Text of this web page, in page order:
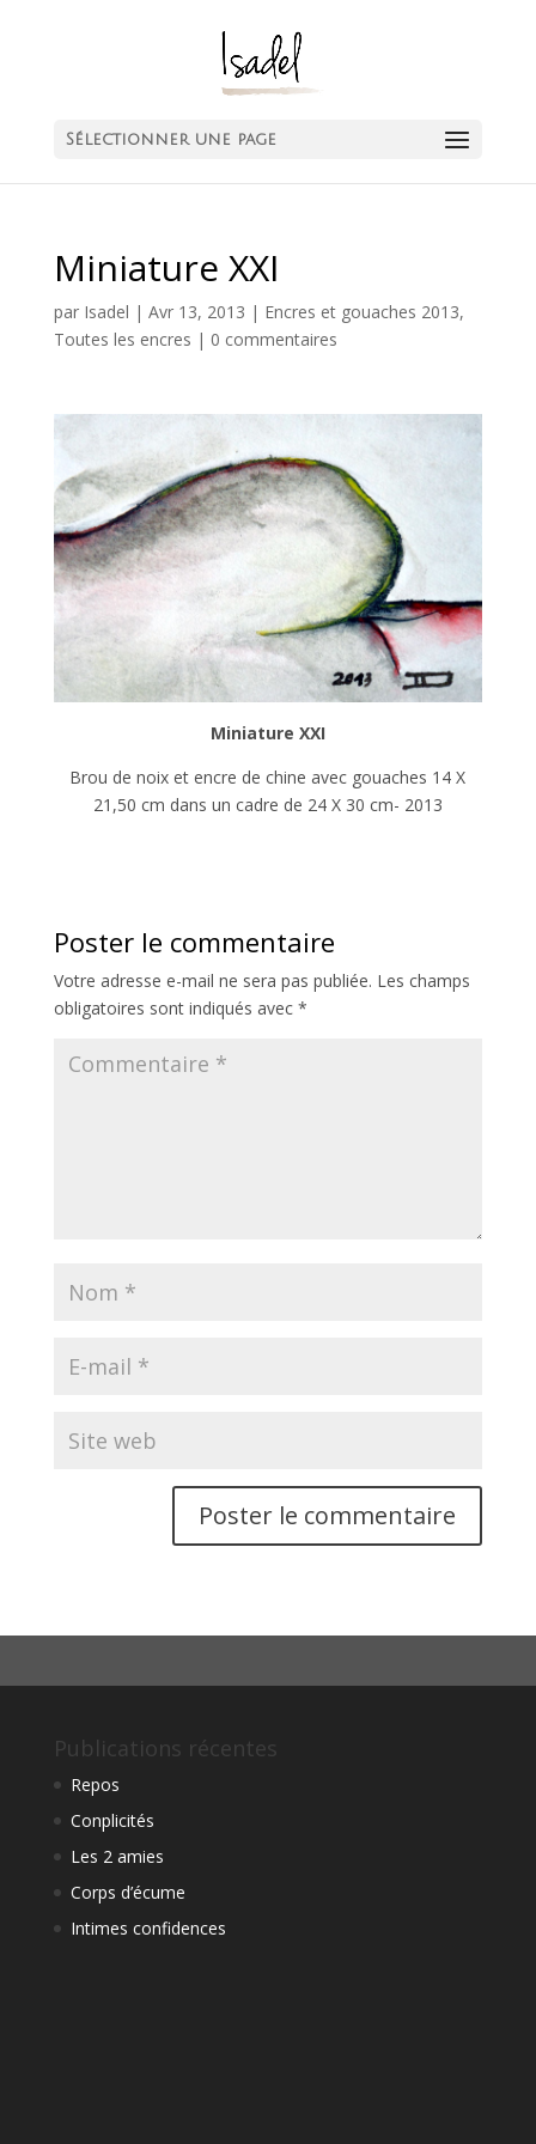
Sélectionner une page
Miniature XXI
par Isadel | Avr 13, 2013 | Encres et gouaches 2013,
Toutes les encres | 0 commentaires
Miniature XXI
Brou de noix et encre de chine avec gouaches 14 X
21,50 cm dans un cadre de 24 X 30 cm- 2013
Poster le commentaire
Votre adresse e-mail ne sera pas publiée. Les champs
obligatoires sont indiqués avec *
Publications récentes
Repos
Conplicités
Les 2 amies
Corps d’écume
Intimes confidences